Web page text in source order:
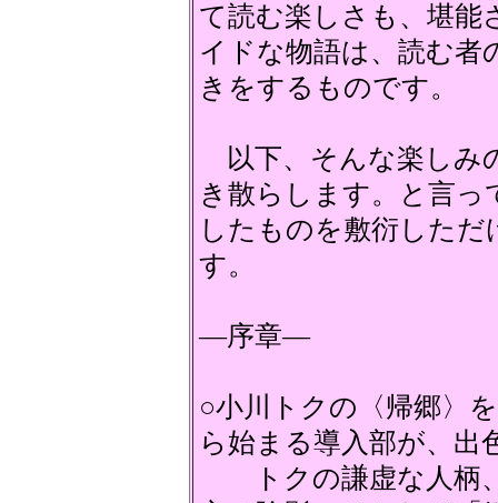
て読む楽しさも、堪能
イドな物語は、読む者
きをするものです。
以下、そんな楽しみ
き散らします。と言
したものを敷衍した
す。
―序章―
○小川トクの〈帰郷〉
ら始まる導入部が、出
トクの謙虚な人柄、